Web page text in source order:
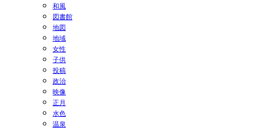
和風
図書館
地図
地域
女性
子供
投稿
政治
映像
正月
水色
温泉